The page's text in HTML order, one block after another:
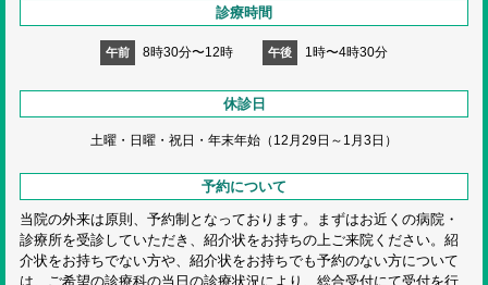
診療時間
午前 8時30分〜12時 午後 1時〜4時30分
休診日
土曜・日曜・祝日・ 年末年始（12月29日～1月3日）
予約について
当院の外来は原則、予約制となっております。まずはお近くの病院・
診療所を受診していただき、紹介状をお持ちの上ご来院ください。紹
介状をお持ちでない方や、紹介状をお持ちでも予約のない方について
は、ご希望の診療科の当日の診療状況により、総合受付にて受付を行